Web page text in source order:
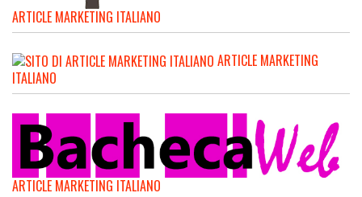
ARTICLE MARKETING ITALIANO
ARTICLE MARKETING
ITALIANO
ARTICLE MARKETING ITALIANO